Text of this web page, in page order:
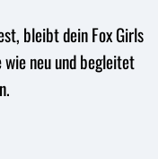
bleibt dein Fox Girls
wie neu und begleitet